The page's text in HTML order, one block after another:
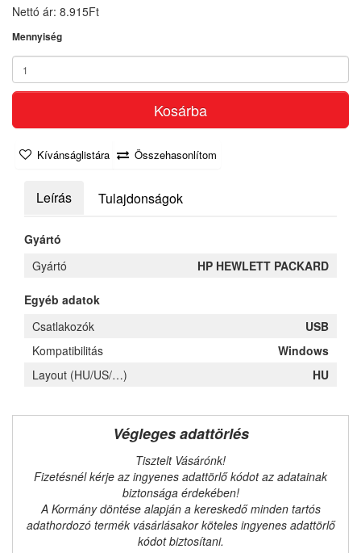
Nettó ár: 8.915Ft
Mennyiség
Kosárba
Kívánságlistára Összehasonlítom
Leírás Tulajdonságok
Gyártó
Gyártó
HP HEWLETT PACKARD
Egyéb adatok
Csatlakozók
USB
Kompatibilitás
Windows
Layout (HU/US/…)
HU
Végleges adattörlés
Tisztelt Vásárónk!
Fizetésnél kérje az ingyenes adattörlő kódot az adatainak
biztonsága érdekében!
A Kormány döntése alapján a kereskedő minden tartós
adathordozó termék vásárlásakor köteles ingyenes adattörlő
kódot biztosítani.